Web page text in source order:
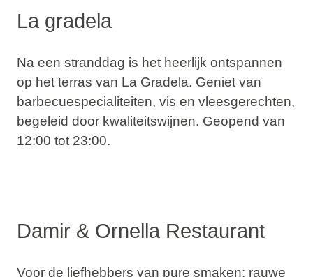
La gradela
Na een stranddag is het heerlijk ontspannen
op het terras van La Gradela. Geniet van
barbecuespecialiteiten, vis en vleesgerechten,
begeleid door kwaliteitswijnen. Geopend van
12:00 tot 23:00.
Damir & Ornella Restaurant
Voor de liefhebbers van pure smaken: rauwe